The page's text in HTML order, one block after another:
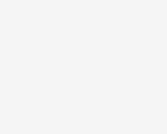
sincronización
La herramienta
ideal para avatares